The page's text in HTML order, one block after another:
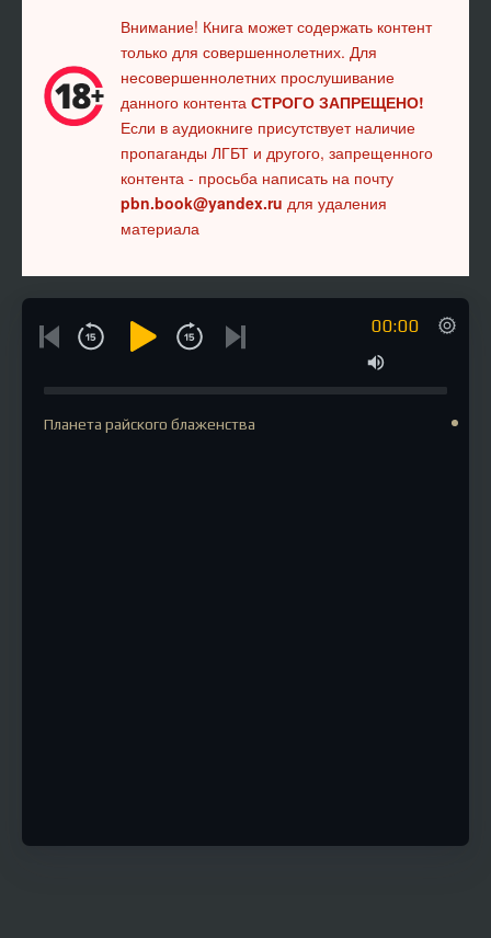
Внимание! Книга может содержать контент
только для совершеннолетних. Для
несовершеннолетних прослушивание
данного контента СТРОГО ЗАПРЕЩЕНО!
Если в аудиокниге присутствует наличие
пропаганды ЛГБТ и другого, запрещенного
контента - просьба написать на почту
pbn.book@yandex.ru для удаления
материала
00:00
Планета райского блаженства